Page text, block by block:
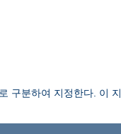
구분하여 지정한다. 이